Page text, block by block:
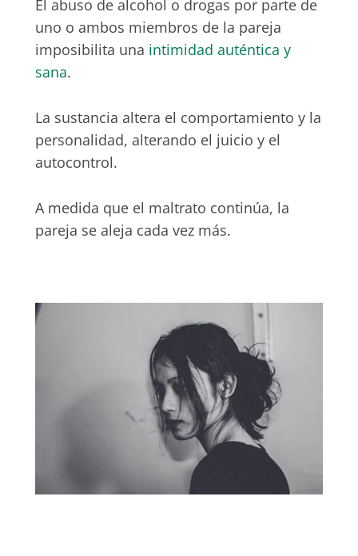
El abuso de alcohol o drogas por parte de
uno o ambos miembros de la pareja
imposibilita una intimidad auténtica y
sana.
La sustancia altera el comportamiento y la
personalidad, alterando el juicio y el
autocontrol.
A medida que el maltrato continúa, la
pareja se aleja cada vez más.